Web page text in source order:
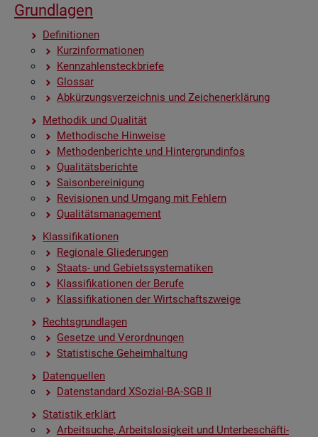
Grund­la­gen
De­fi­ni­tio­nen
Kurz­in­for­ma­tio­nen
Kenn­zah­len­steck­brie­fe
Glos­sar
Ab­kür­zungs­ver­zeich­nis und Zei­chen­er­klä­rung
Me­tho­dik und Qua­li­tät
Me­tho­di­sche Hin­wei­se
Me­tho­den­be­rich­te und Hin­ter­grund­in­fos
Qua­li­täts­be­rich­te
Sai­son­be­rei­ni­gung
Re­vi­sio­nen und Um­gang mit Feh­lern
Qua­li­täts­ma­nage­ment
Klas­si­fi­ka­tio­nen
Re­gio­na­le Glie­de­run­gen
Staats- und Ge­biets­sys­te­ma­ti­ken
Klas­si­fi­ka­tio­nen der Be­ru­fe
Klas­si­fi­ka­tio­nen der Wirt­schafts­zwei­ge
Rechts­grund­la­gen
Ge­set­ze und Ver­ord­nun­gen
Sta­tis­ti­sche Ge­heim­hal­tung
Da­ten­quel­len
Da­ten­stan­dard XSo­zi­al-BA-SGB II
Sta­tis­tik er­klärt
Ar­beit­su­che, Ar­beits­lo­sig­keit und Un­ter­be­schäf­ti­